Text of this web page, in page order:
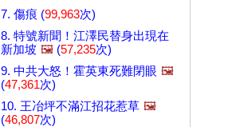
7. 傷痕 (99,963次)
8. 特號新聞！江澤民替身出現在
新加坡 🖼️ (57,235次)
9. 中共大怒！霍英東死難閉眼 🖼️
(47,361次)
10. 王冶坪不滿江招花惹草 🖼️
(46,807次)